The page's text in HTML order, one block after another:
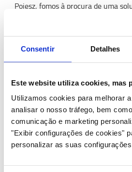
Consentir Detalhes
Este website utiliza cookies, mas
Utilizamos cookies para melhorar
analisar o nosso tráfego, bem
comunicação e marketing
"Exibir configurações de cookies"
personalizar as suas
Poiesz, fomos à procura de uma
A solução mais adequada foi
de chumbo-ácido. A capacidade do
pack de energia iões de lítio,
e tem uma vida útil mais longa do
tradicional de chumbo-ácido.
Poiesz ainda utiliza equipamentos
Espera-se que os novos
que reduzirá ainda mais os custos